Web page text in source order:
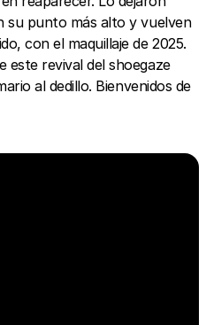
su punto más alto y vuelven
con el maquillaje de 2025.
este revival del shoegaze
al dedillo. Bienvenidos de